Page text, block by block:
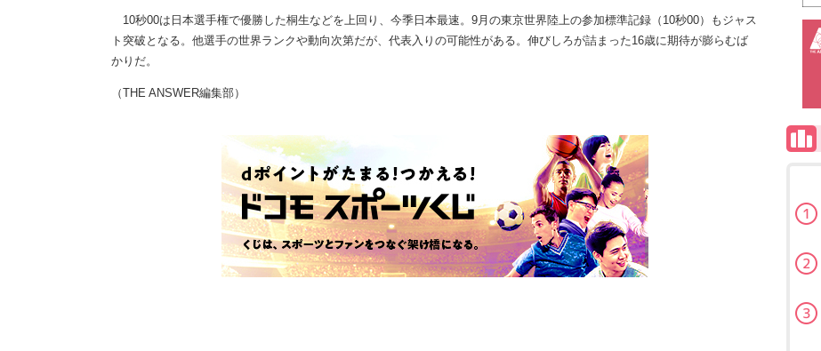
10秒00は日本選手権で優勝した桐生などを上回り、今季日本最速。9月の東京世界陸上の参加標準記録（10秒00）もジャス
ト突破となる。他選手の世界ランクや動向次第だが、代表入りの可能性がある。伸びしろが詰まった16歳に期待が膨らむば
かりだ。
（THE ANSWER編集部）